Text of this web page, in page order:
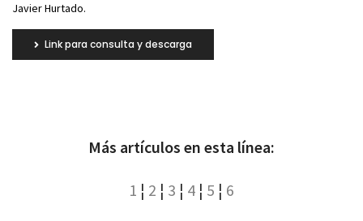
Javier Hurtado.
Link para consulta y descarga
Más artículos en esta línea:
1 ¦ 2 ¦ 3 ¦ 4 ¦ 5 ¦ 6